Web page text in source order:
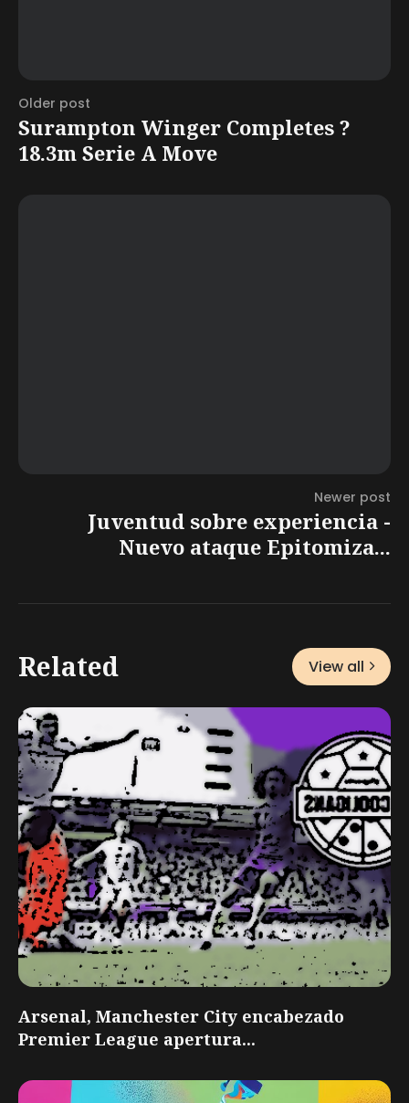
Older post
Surampton Winger Completes ?
18.3m Serie A Move
Newer post
Juventud sobre experiencia -
Nuevo ataque Epitomiza...
Related View all
Arsenal, Manchester City encabezado
Premier League apertura...